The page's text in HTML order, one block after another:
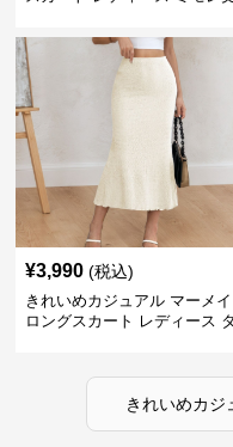
美シルエット 上品 エレガン
¥3,990 (税込)
きれいめカジュアル マーメ
ロングスカート レディース
きれいめカジ